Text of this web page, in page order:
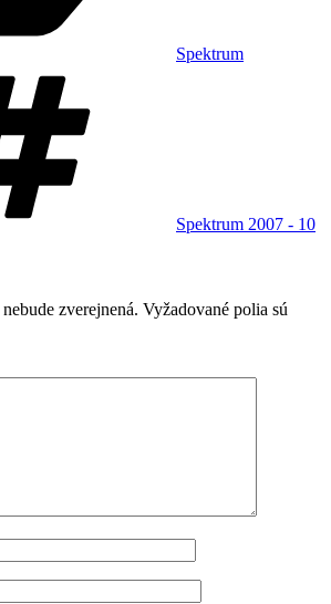
Spektrum
Spektrum 2007 - 10
zverejnená. Vyžadované polia sú